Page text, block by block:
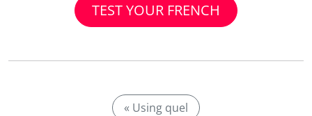
TEST YOUR FRENCH
« Using quel